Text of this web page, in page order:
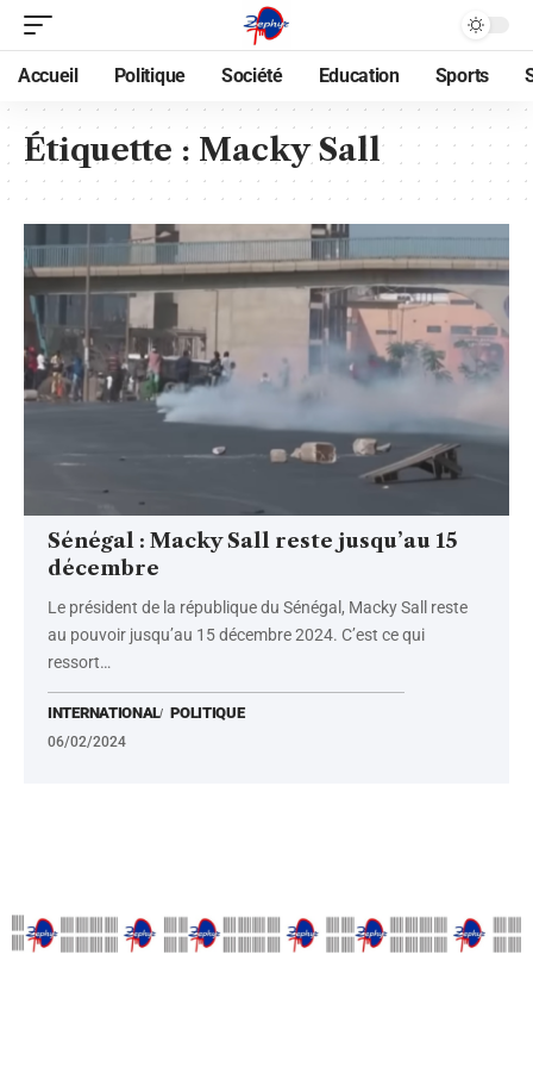
Accueil Politique Société Education Sports
Étiquette : Macky Sall
Sénégal : Macky Sall reste jusqu’au 15
décembre
Le président de la république du Sénégal, Macky Sall reste
au pouvoir jusqu’au 15 décembre 2024. C’est ce qui
ressort…
INTERNATIONAL POLITIQUE
06/02/2024